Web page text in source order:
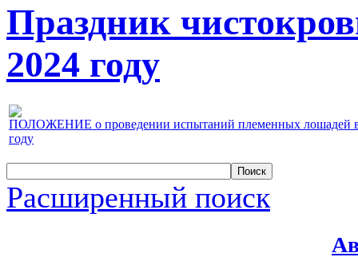
Праздник
2024 году
ПОЛОЖЕНИЕ о проведении испытаний племенных лошадей
году
Расширенный поиск